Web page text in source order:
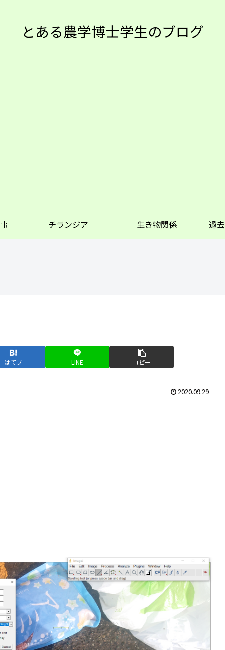
とある農学博士学生のブログ
チランジア 生き物関係 過
はてブ LINE コピー
2020.09.29